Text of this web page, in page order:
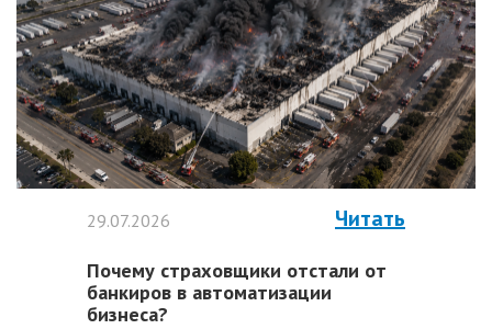
29.07.2026 Читать
Почему страховщики отстали от
банкиров в автоматизации
бизнеса?